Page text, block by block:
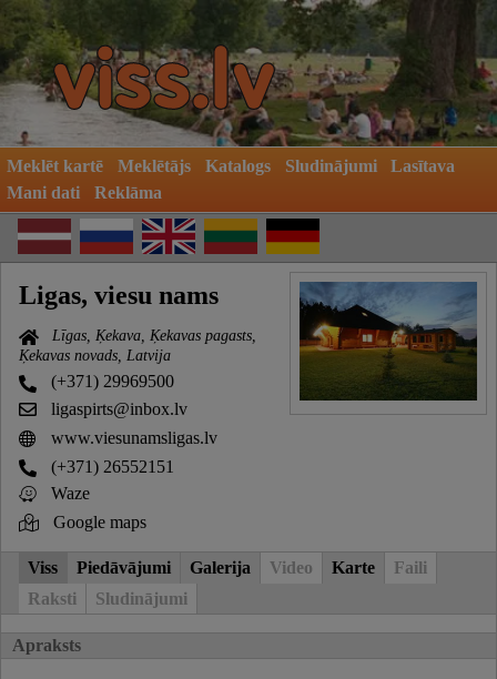
Meklēt kartē Meklētājs Katalogs Sludinājumi
Lasītava
Mani dati
Reklāma
Ligas, viesu nams
Līgas, Ķekava, Ķekavas pagasts,
Ķekavas novads, Latvija
(+371) 29969500
ligaspirts@inbox.lv
www.viesunamsligas.lv
(+371) 26552151
Waze
Google maps
Viss Piedāvājumi Galerija Video Karte
Faili
Raksti
Sludinājumi
Apraksts